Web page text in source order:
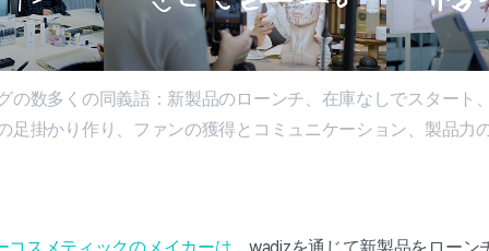
の数多くの同義語：新製品のローンチ、在庫なしでスタート
足掛かり作り、ファンの獲得とコミュニケーション、製品力